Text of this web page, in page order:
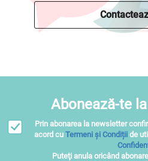
Abonează-te
Prin abonarea la newsletter
acord cu Termeni și Condițiide
Puteţi anula oricând